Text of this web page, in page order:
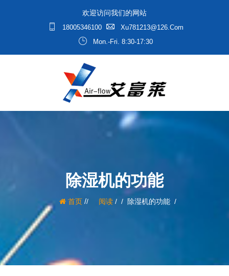
欢迎访问我们的网站
18005346100
Xu781213@126.com
Mon.-Fri. 8:30-17:30
除湿机的功能
首页/ 阅读/ 除湿机的功能